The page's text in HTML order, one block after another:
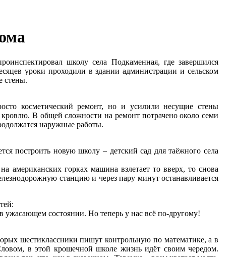
школу села Подкаменная, где завершился
уроки проходили в здании администрации и сельском
стены.
косметический ремонт, но и усилили несущие стены
В общей сложности на ремонт потрачено около семи
наружные работы.
построить новую школу – детский сад для таёжного села
американских горках машина взлетает то вверх, то снова
станцию и через пару минут останавливается
ужасающем состоянии. Но теперь у нас всё по-другому!
шестиклассники пишут контрольную по математике, а в
в этой крошечной школе жизнь идёт своим чередом.